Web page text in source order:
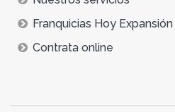
Franquicias Hoy Expansión
Contrata online